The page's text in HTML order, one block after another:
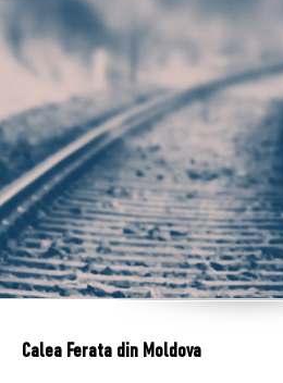
Calea Ferata din Moldova